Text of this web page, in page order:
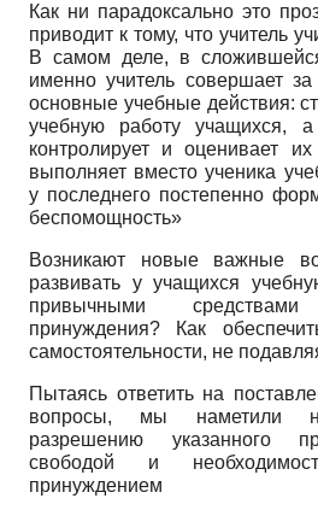
Как ни парадоксально это
приводит к тому, что учитель
В самом деле, в
именно учитель совершает
основные учебные действия:
учебную работу учащихся,
контролирует и оценивает
выполняет вместо ученика
у последнего постепенно
беспомощность»
Возникают новые важные
развивать у учащихся
привычными
принуждения? Как
самостоятельности, не
Пытаясь ответить на
вопросы, мы наметили
разрешению указанного
свободой и
принуждением